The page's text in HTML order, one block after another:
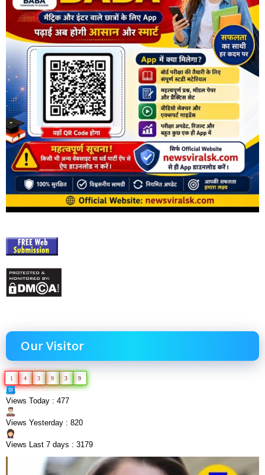
Our Visitor
1 4 3 9 3 9
Views Today : 477
Views Yesterday : 820
Views Last 7 days : 3179